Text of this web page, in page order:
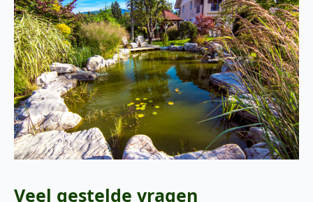
Veel gestelde vragen